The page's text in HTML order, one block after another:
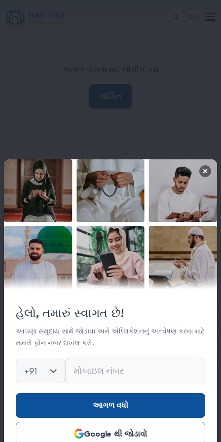
GUJ
લોગિન
Haji Naji Memorial Trust
લિંક્સ
સંસ્થા વિષે
સંપર્ક
કિતાબ લાઈબ્રેરી
ફોટો ગેલેરી
સંપર્ક
0278 251 0056
hajinajitrust@gmail.com
હેલો, તમારું સ્વાગત છે!
આપણા સમુદાય સાથે જોડાવા અને એપ્લિકેશનનું અન્વેષણ કરવા માટે
તમારો ફોન નંબર દાખલ કરો.
+91
આગળ વધો
Google થી જોડાવો